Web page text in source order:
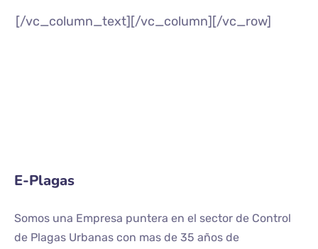
[/vc_column_text][/vc_column][/vc_row]
E-Plagas
Somos una Empresa puntera en el sector de Control
de Plagas Urbanas con mas de 35 años de